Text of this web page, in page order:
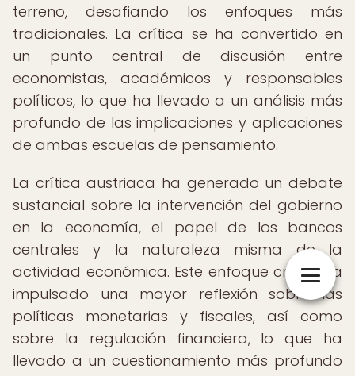
terreno, desafiando los enfoques más
tradicionales. La crítica se ha convertido en
un punto central de discusión entre
economistas, académicos y responsables
políticos, lo que ha llevado a un análisis más
profundo de las implicaciones y aplicaciones
de ambas escuelas de pensamiento.
La crítica austriaca ha generado un debate
sustancial sobre la intervención del gobierno
en la economía, el papel de los bancos
centrales y la naturaleza misma de la
actividad económica. Este enfoque crítico ha
impulsado una mayor reflexión sobre las
políticas monetarias y fiscales, así como
sobre la regulación financiera, lo que ha
llevado a un cuestionamiento más profundo